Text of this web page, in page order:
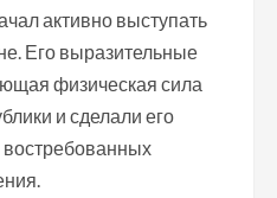
активно выступать
Его выразительные
физическая сила
и сделали его